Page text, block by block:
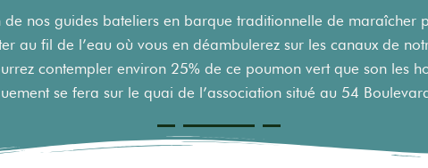
de nos guides bateliers en barque traditionnelle de maraîcher
au fil de l’eau où vous en déambulerez sur les canaux de
contempler environ 25% de ce poumon vert que son les
se fera sur le quai de l’association situé au 54